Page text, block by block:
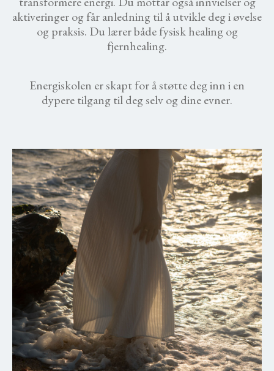
aktiveringer og får anledning til å utvikle deg i øvelse
og praksis. Du lærer både fysisk healing og
fjernhealing.
Energiskolen er skapt for å støtte deg inn i en
dypere tilgang til deg selv og dine evner.